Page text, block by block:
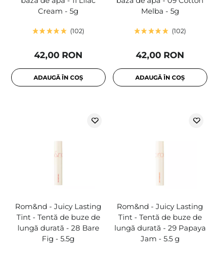
Cream - 5g
102
42,00 RON
ADAUGĂ ÎN COȘ
Melba - 5g
102
42,00 RON
ADAUGĂ ÎN COȘ
Rom&nd - Juicy Lasting
Tint - Tentă de buze de
lungă durată - 28 Bare
Fig - 5.5g
Rom&nd - Juicy Lasting
Tint - Tentă de buze de
lungă durată - 29 Papaya
Jam - 5.5 g